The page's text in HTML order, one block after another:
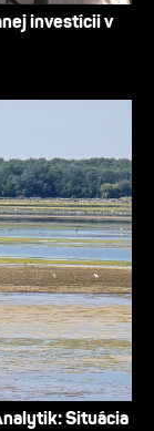
investícii v
Situácia